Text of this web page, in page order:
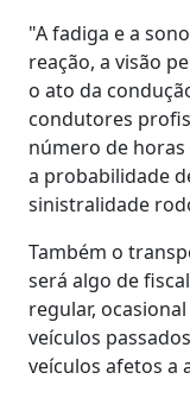
"A fadiga e a
reação, a visão
o ato da
condutores
número de
a probabilidade
sinistralidade
Também o
será algo de
regular,
veículos
veículos afetos a